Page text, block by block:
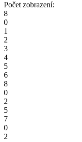
Počet zobrazení:
8
0
1
2
3
4
5
6
8
0
2
5
7
0
2